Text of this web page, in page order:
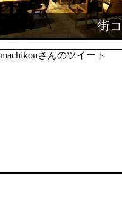
街
さんのツイート